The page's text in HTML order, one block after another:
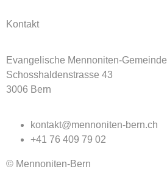
Kontakt
Evangelische Mennoniten-Gemeinde
Schosshaldenstrasse 43
3006 Bern
kontakt@mennoniten-bern.ch
+41 76 409 79 02
© Mennoniten-Bern